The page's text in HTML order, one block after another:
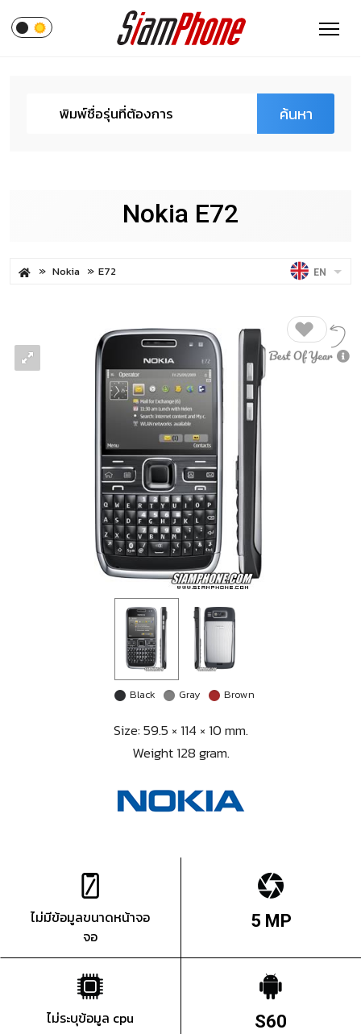
ค้นหา
Nokia E72
Nokia E72 EN
Black Gray Brown
Size: 59.5 × 114 × 10 mm.
Weight 128 gram.
ไม่มีข้อมูลขนาดหน้าจอ
จอ
5 MP
ไม่ระบุข้อมูล cpu S60